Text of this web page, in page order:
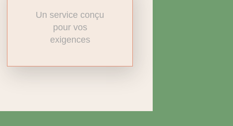
Un service conçu
pour vos
exigences